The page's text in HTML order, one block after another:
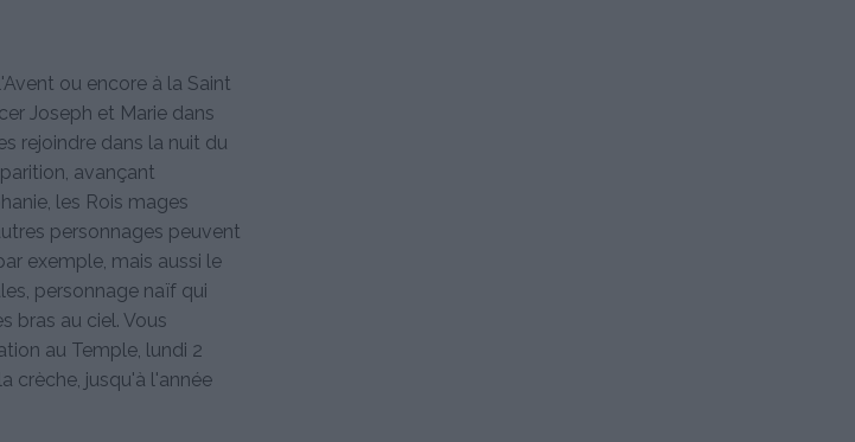
ou encore à la Saint
Joseph et Marie dans
rejoindre dans la nuit du
avançant
les Rois mages
personnages peuvent
exemple, mais aussi le
personnage naïf qui
bras au ciel. Vous
au Temple, lundi 2
crèche, jusqu'à l'année